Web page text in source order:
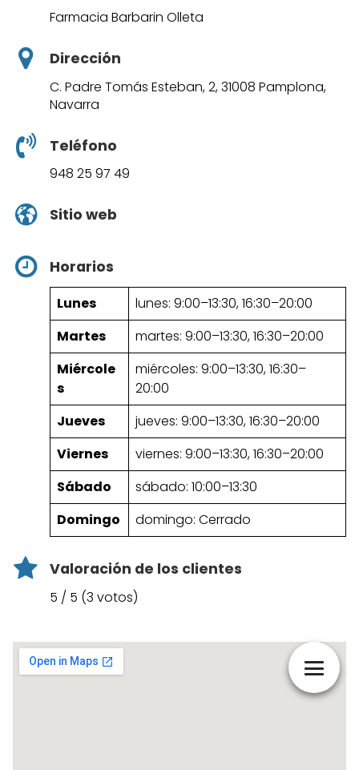
Farmacia Barbarin Olleta
Dirección
C. Padre Tomás Esteban, 2, 31008 Pamplona,
Navarra
Teléfono
948 25 97 49
Sitio web
Horarios
Lunes
lunes: 9:00–13:30, 16:30–20:00
Martes
martes: 9:00–13:30, 16:30–20:00
Miércole
s
miércoles: 9:00–13:30, 16:30–
20:00
Jueves
jueves: 9:00–13:30, 16:30–20:00
Viernes
viernes: 9:00–13:30, 16:30–20:00
Sábado
sábado: 10:00–13:30
Domingo
domingo: Cerrado
Valoración de los clientes
5 / 5 (3 votos)